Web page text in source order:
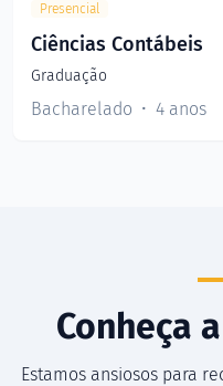
Presencial
Ciências Contábeis
Graduação
Bacharelado 4 anos
Conheça
Estamos ansiosos para